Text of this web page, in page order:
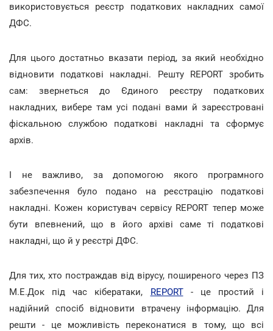
використовується реєстр податкових накладних самої
ДФС.
Для цього достатньо вказати період, за який необхідно
відновити податкові накладні. Решту REРORT зробить
сам: звернеться до Єдиного реєстру податкових
накладних, вибере там усі подані вами й зареєстровані
фіскальною службою податкові накладні та сформує
архів.
І не важливо, за допомогою якого програмного
забезпечення було подано на реєстрацію податкові
накладні. Кожен користувач сервісу REPORT тепер може
бути впевнений, що в його архіві саме ті податкові
накладні, що й у реєстрі ДФС.
Для тих, хто постраждав від вірусу, поширеного через ПЗ
М.Е.Док під час кібератаки, REPORT- це простий і
надійний спосіб відновити втрачену інформацію. Для
решти - це можливість переконатися в тому, що всі